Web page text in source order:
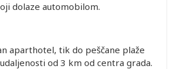
dolaze automobilom.
aparthotel, tik do peščane plaže
od 3 km od centra grada.